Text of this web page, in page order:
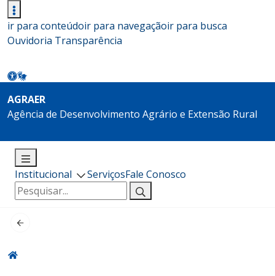
ir para conteúdoir para navegaçãoir para busca
Ouvidoria Transparência
AGRAER
Agência de Desenvolvimento Agrário e Extensão Rural
Institucional ServiçosFale Conosco
Pesquisar
por: